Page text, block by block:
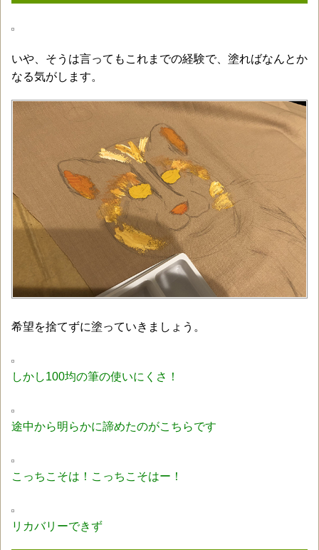
いや、そうは言ってもこれまでの経験で、塗ればなんとか
なる気がします。
希望を捨てずに塗っていきましょう。
しかし100均の筆の使いにくさ！
途中から明らかに諦めたのがこちらです
こっちこそは！こっちこそはー！
リカバリーできず